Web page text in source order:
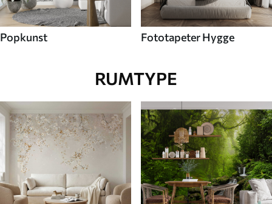
Popkunst Fototapeter Hygge
RUMTYPE